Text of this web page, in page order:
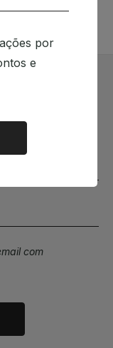
descontos
com
por
e